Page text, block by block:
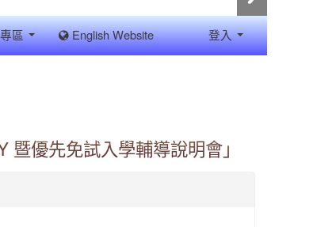
區 English Website 登入
優先免試入學輔導說明會」